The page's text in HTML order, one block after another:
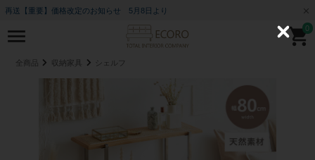
再送【重要】価格改定のお知らせ 5月8日より
0
全商品 収納家具 シェルフ
C